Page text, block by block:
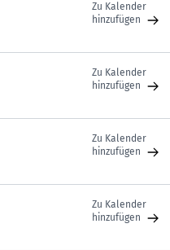
Zu Kalender
hinzufügen
Zu Kalender
hinzufügen
Zu Kalender
hinzufügen
Zu Kalender
hinzufügen